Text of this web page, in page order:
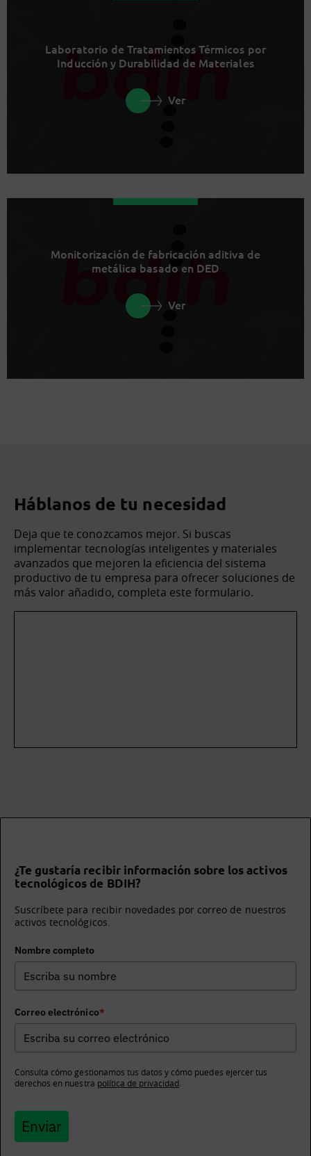
Laboratorio de Tratamientos Térmicos por
Inducción y Durabilidad de Materiales
Ver
Monitorización de fabricación aditiva de
metálica basado en DED
Ver
Háblanos de tu necesidad
Deja que te conozcamos mejor. Si buscas
implementar tecnologías inteligentes y materiales
avanzados que mejoren la eficiencia del sistema
productivo de tu empresa para ofrecer soluciones de
más valor añadido, completa este formulario.
¿Te gustaría recibir información sobre los activos
tecnológicos de BDIH?
Suscríbete para recibir novedades por correo de nuestros
activos tecnológicos.
Nombre completo
Correo electrónico*
Consulta cómo gestionamos tus datos y cómo puedes ejercer tus
derechos en nuestra política de privacidad.
Enviar